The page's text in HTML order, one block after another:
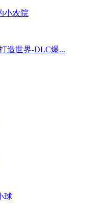
小农院
造世界-DLC爆...
球